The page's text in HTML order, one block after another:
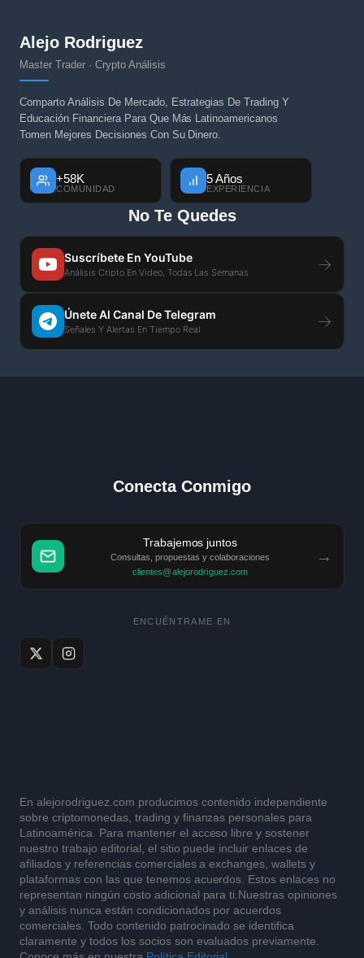
Alejo Rodriguez
Master Trader · Crypto Análisis
Comparto Análisis De Mercado, Estrategias De Trading Y
Educación Financiera Para Que Más Latinoamericanos
Tomen Mejores Decisiones Con Su Dinero.
+58K
COMUNIDAD
5 Años
EXPERIENCIA
No Te Quedes
Suscríbete En YouTube
Análisis Cripto En Video, Todas Las Semanas →
Únete Al Canal De Telegram
Señales Y Alertas En Tiempo Real →
Conecta Conmigo
Trabajemos juntos
Consultas, propuestas y colaboraciones
clientes@alejorodriguez.com
→
ENCUÉNTRAME EN
En alejorodriguez.com producimos contenido independiente
sobre criptomonedas, trading y finanzas personales para
Latinoamérica. Para mantener el acceso libre y sostener
nuestro trabajo editorial, el sitio puede incluir enlaces de
afiliados y referencias comerciales a exchanges, wallets y
plataformas con las que tenemos acuerdos. Estos enlaces no
representan ningún costo adicional para ti.Nuestras opiniones
y análisis nunca están condicionados por acuerdos
comerciales. Todo contenido patrocinado se identifica
claramente y todos los socios son evaluados previamente.